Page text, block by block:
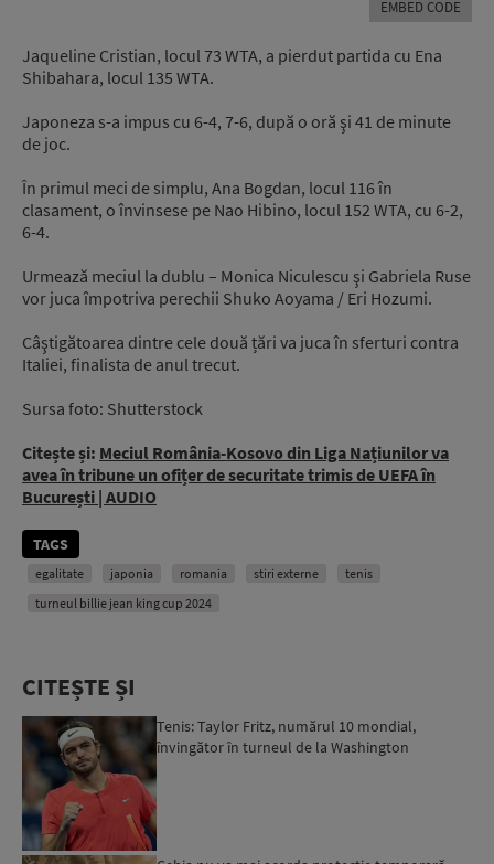
EMBED CODE
Jaqueline Cristian, locul 73 WTA, a pierdut partida cu Ena
Shibahara, locul 135 WTA.
Japoneza s-a impus cu 6-4, 7-6, după o oră şi 41 de minute
de joc.
În primul meci de simplu, Ana Bogdan, locul 116 în
clasament, o învinsese pe Nao Hibino, locul 152 WTA, cu 6-2,
6-4.
Urmează meciul la dublu – Monica Niculescu şi Gabriela Ruse
vor juca împotriva perechii Shuko Aoyama / Eri Hozumi.
Câştigătoarea dintre cele două țări va juca în sferturi contra
Italiei, finalista de anul trecut.
Sursa foto: Shutterstock
Citește și: Meciul România-Kosovo din Liga Națiunilor va
avea în tribune un ofițer de securitate trimis de UEFA în
București | AUDIO
TAGS
egalitate japonia romania stiri externe
tenis
turneul billie jean king cup 2024
CITEȘTE ȘI
Tenis: Taylor Fritz, numărul 10 mondial,
învingător în turneul de la Washington